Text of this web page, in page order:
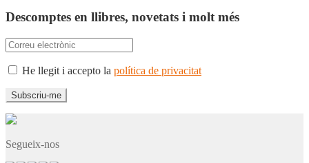
Descomptes en llibres, novetats i molt més
He llegit i accepto la política de privacitat
Segueix-nos